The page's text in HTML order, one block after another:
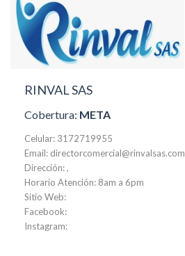
RINVAL SAS
Cobertura: META
Celular: 3172719955
Email: directorcomercial@rinvalsas.com
Dirección: ,
Horario Atención: 8am a 6pm
Sitio Web:
Facebook:
Instagram: